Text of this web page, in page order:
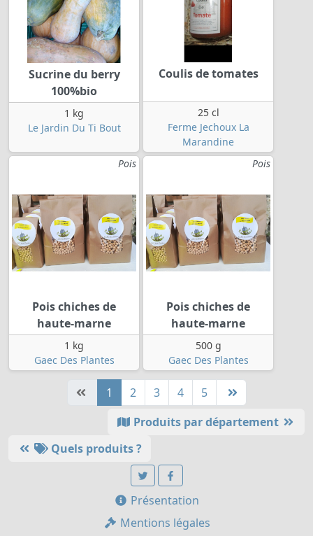
Sucrine du berry
100%bio
1 kg
Le Jardin Du Ti Bout
Coulis de tomates
25 cl
Ferme Jechoux La
Marandine
Pois
Pois chiches de
haute-marne
1 kg
Gaec Des Plantes
Pois
Pois chiches de
haute-marne
500 g
Gaec Des Plantes
1 2 3 4
5
Produits par département
Quels produits ?
Présentation
Mentions légales